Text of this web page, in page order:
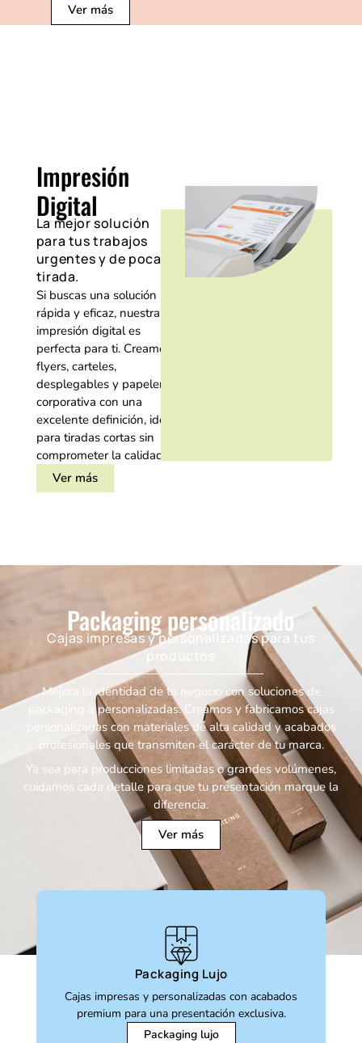
Ver más
Impresión
Digital
La mejor solución
para tus trabajos
urgentes y de poca
tirada.
Si buscas una solución
rápida y eficaz, nuestra
impresión digital es
perfecta para ti. Creamos
flyers, carteles,
desplegables y papelería
corporativa con una
excelente definición, ideal
para tiradas cortas sin
comprometer la calidad.
Ver más
Packaging personalizado
Cajas impresas y personalizadas para tus
productos
Mejora la identidad de tu negocio con soluciones de
packaging a personalizadas. Creamos y fabricamos cajas
personalizadas con materiales de alta calidad y acabados
profesionales que transmiten el carácter de tu marca.
Ya sea para producciones limitadas o grandes volúmenes,
cuidamos cada detalle para que tu presentación marque la
diferencia.
Ver más
Packaging Lujo
Cajas impresas y personalizadas con acabados
premium para una presentación exclusiva.
Packaging lujo